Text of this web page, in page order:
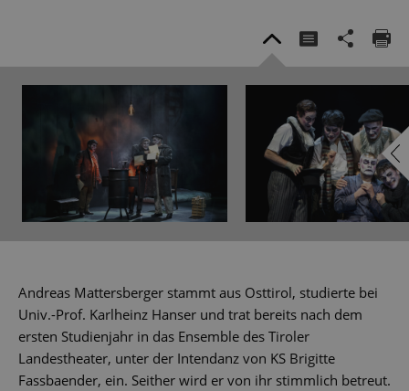
Andreas Mattersberger stammt aus Osttirol, studierte bei
Univ.-Prof. Karlheinz Hanser und trat bereits nach dem
ersten Studienjahr in das Ensemble des Tiroler
Landestheater, unter der Intendanz von KS Brigitte
Fassbaender, ein. Seither wird er von ihr stimmlich betreut.